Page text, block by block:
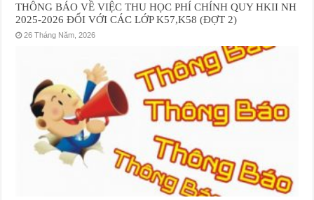
THÔNG BÁO VỀ VIỆC THU HỌC PHÍ CHÍNH QUY HKII NH
2025-2026 ĐỐI VỚI CÁC LỚP K57,K58 (ĐỢT 2)
26 Tháng Năm, 2026